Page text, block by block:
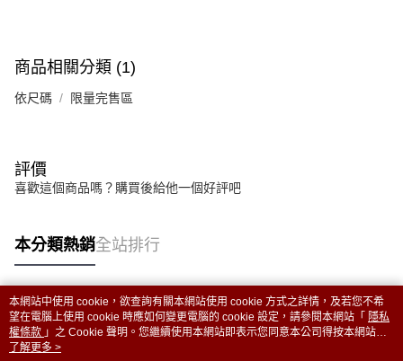
商品相關分類 (1)
依尺碼 限量完售區
評價
喜歡這個商品嗎？購買後給他一個好評吧
本分類熱銷全站排行
熱門標籤
本網站中使用 cookie，欲查詢有關本網站使用 cookie 方式之詳情，及若您不希
望在電腦上使用 cookie 時應如何變更電腦的 cookie 設定，請參閱本網站「 隱私
權條款 」之 Cookie 聲明。您繼續使用本網站即表示您同意本公司得按本網站使
用條款之 Cookie 聲明使用 cookie。
了解更多 >